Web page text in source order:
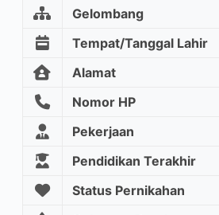
Gelombang
Tempat/Tanggal Lahir
Alamat
Nomor HP
Pekerjaan
Pendidikan Terakhir
Status Pernikahan